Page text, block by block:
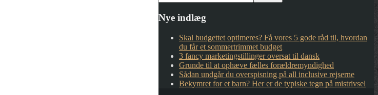
Nye indlæg
Skal budgettet optimeres? Få vores 5 gode råd til, hvordan
du får et sommertrimmet budget
3 fancy marketingstillinger oversat til dansk
Grunde til at ophæve fælles forældremyndighed
Sådan undgår du overspisning på all inclusive rejserne
Bekymret for et barn? Her er de typiske tegn på mistrivsel